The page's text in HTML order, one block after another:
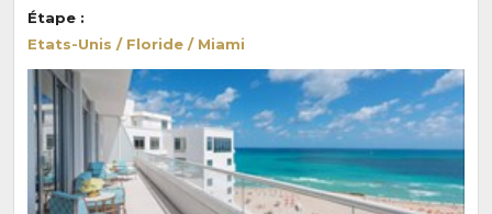
Étape :
Etats-Unis / Floride / Miami